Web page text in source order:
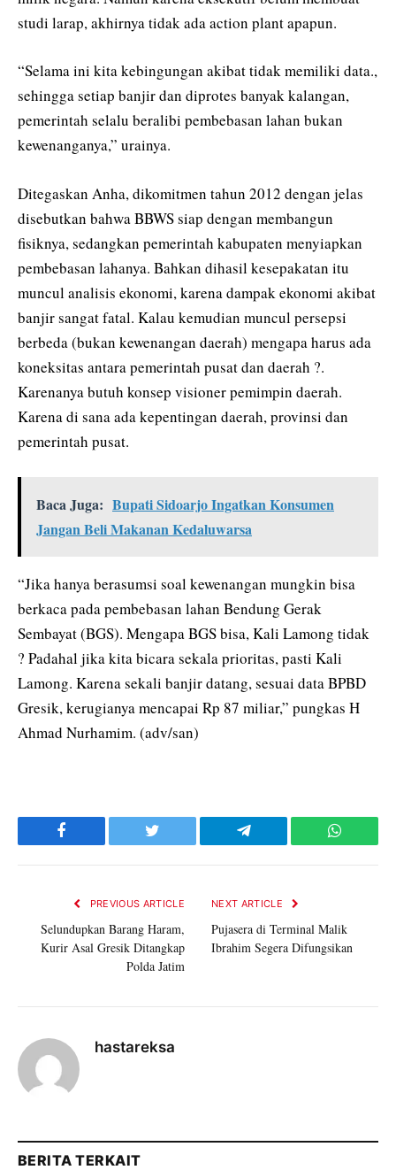
studi larap, akhirnya tidak ada action plant apapun.
“Selama ini kita kebingungan akibat tidak memiliki data.,
sehingga setiap banjir dan diprotes banyak kalangan,
pemerintah selalu beralibi pembebasan lahan bukan
kewenanganya,” urainya.
Ditegaskan Anha, dikomitmen tahun 2012 dengan jelas
disebutkan bahwa BBWS siap dengan membangun
fisiknya, sedangkan pemerintah kabupaten menyiapkan
pembebasan lahanya. Bahkan dihasil kesepakatan itu
muncul analisis ekonomi, karena dampak ekonomi akibat
banjir sangat fatal. Kalau kemudian muncul persepsi
berbeda (bukan kewenangan daerah) mengapa harus ada
koneksitas antara pemerintah pusat dan daerah ?.
Karenanya butuh konsep visioner pemimpin daerah.
Karena di sana ada kepentingan daerah, provinsi dan
pemerintah pusat.
Baca Juga: Bupati Sidoarjo Ingatkan Konsumen
Jangan Beli Makanan Kedaluwarsa
“Jika hanya berasumsi soal kewenangan mungkin bisa
berkaca pada pembebasan lahan Bendung Gerak
Sembayat (BGS). Mengapa BGS bisa, Kali Lamong tidak
? Padahal jika kita bicara sekala prioritas, pasti Kali
Lamong. Karena sekali banjir datang, sesuai data BPBD
Gresik, kerugianya mencapai Rp 87 miliar,” pungkas H
Ahmad Nurhamim. (adv/san)
Facebook Twitter Telegram
PREVIOUS ARTICLE
Selundupkan Barang Haram,
Kurir Asal Gresik Ditangkap
Polda Jatim
NEXT ARTICLE
Pujasera di Terminal Malik
Ibrahim Segera Difungsikan
hastareksa
BERITA TERKAIT